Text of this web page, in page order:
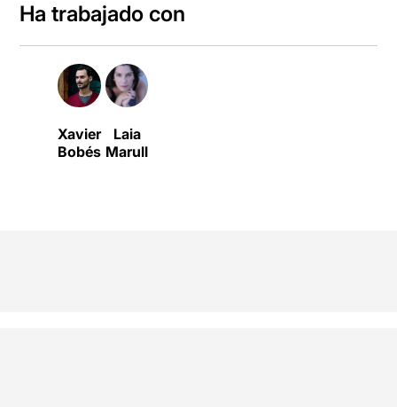
Ha trabajado con
Xavier
Bobés
Laia
Marull